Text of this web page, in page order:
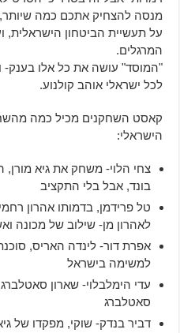
מנסה להצחיק אתכם כמה שיותר,
על תעשיית הביטחון הישראלית,
המרגלים.
"המוסד" עושה את כל אלו בענק-
לכל ישראלי אוהב קולנוע.
קאסט השחקנים מכיל כמה
הישראלי:
צחי הלוי- משחק את גיא
בונד, אבל בלי התקציב
טל פרידמן, בדמותו אהרון
לאהרון מן- שילוב של מכונה
למשימה בישראל
עדי הימלבלוי- שארון
סאטלברג
דביר בנדק- שוקי, מפקדו של